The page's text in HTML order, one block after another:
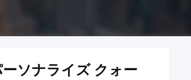
ソナライズ クォー